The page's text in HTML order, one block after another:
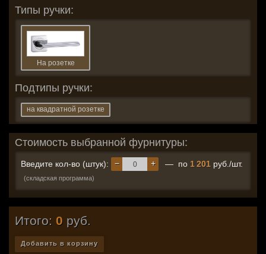
Типы ручки:
На розетке
Подтипы ручки:
на квадратной розетке
Стоимость выбранной фурнитуры:
Введите кол-во (штук): +
− — по 1 201 руб./шт.
(складская программа)
Итого: 0 руб.
Добавить в корзину